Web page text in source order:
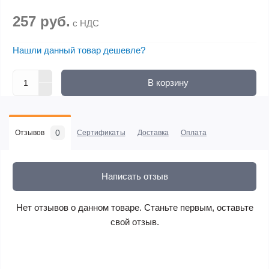
257 руб. с НДС
Нашли данный товар дешевле?
В корзину
Отзывов 0 Сертификаты Доставка Оплата
Написать отзыв
Нет отзывов о данном товаре. Станьте первым, оставьте
свой отзыв.